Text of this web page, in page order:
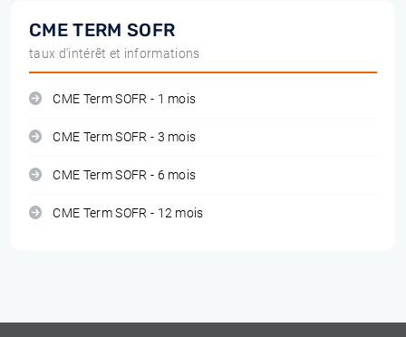
CME TERM SOFR
taux d'intérêt et informations
CME Term SOFR - 1 mois
CME Term SOFR - 3 mois
CME Term SOFR - 6 mois
CME Term SOFR - 12 mois